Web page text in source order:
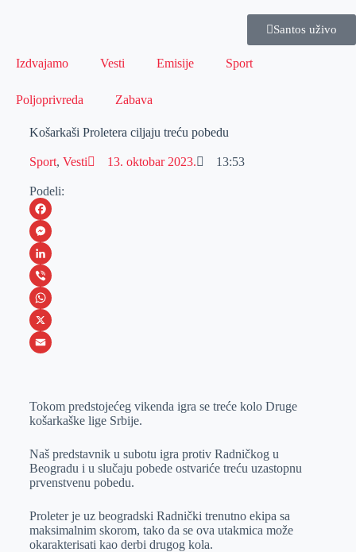
Santos uživo
Izdvajamo Vesti Emisije Sport
Poljoprivreda Zabava
Košarkaši Proletera ciljaju treću pobedu
Sport, Vesti 13. oktobar 2023. 13:53
Podeli:
F
a
c
e
b
o
M
e
s
s
e
e
L
i
n
k
I
V
i
b
W
h
s
p
p
X
a
l
Tokom predstojećeg vikenda igra se treće kolo Druge
košarkaške lige Srbije.
Naš predstavnik u subotu igra protiv Radničkog u
Beogradu i u slučaju pobede ostvariće treću uzastopnu
prvenstvenu pobedu.
Proleter je uz beogradski Radnički trenutno ekipa sa
maksimalnim skorom, tako da se ova utakmica može
okarakterisati kao derbi drugog kola.